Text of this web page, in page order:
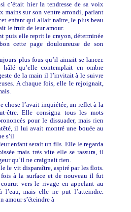
c’était hier la tendresse de sa voix
mains sur son ventre arrondi, parlant
enfant qui allait naître, le plus beau
le fruit de leur amour.
puis elle reprit le crayon, déterminée
cette page douloureuse de son
plus fous qu’il aimait se lancer.
qu’elle contemplait en ombre
de la main il l’invitait à le suivre
A chaque fois, elle le rejoignait,
chose l’avait inquiétée, un reflet à la
être. Elle consigna tous les mots
pour le dissuader, mais rien
il lui avait montré une bouée au
s’il
enfant serait un fils. Elle le regarda
mais très vite elle se rassura, il
qu’il ne craignait rien.
le vit disparaître, aspiré par les flots.
à la surface et de nouveau il fut
vers le rivage en appelant au
l’eau, mais elle ne put l’atteindre.
amour s’éteindre à